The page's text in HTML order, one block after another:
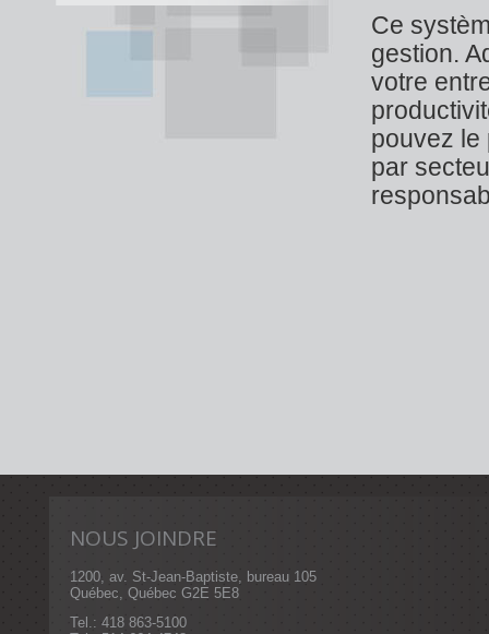
Ce
gestion.
votre
pouvez le
par
NOUS JOINDRE
1200, av. St-Jean-Baptiste, bureau 105
Québec, Québec G2E 5E8
Tel.: 418 863-5100